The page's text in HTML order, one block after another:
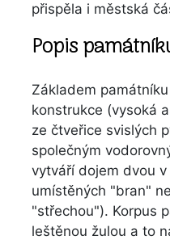
přispěla i městská
Popis
Základem
konstrukce (vysoká
ze čtveřice svislých
společným
vytváří dojem dvou
umístěných "bran"
"střechou"). Korpus
leštěnou žulou a to